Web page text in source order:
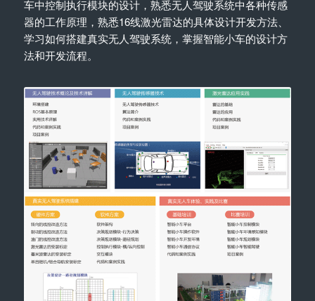
车中控制执行模块的设计，熟悉无人驾驶系统中各种传感
器的工作原理，熟悉16线激光雷达的具体设计开发方法、
学习如何搭建真实无人驾驶系统，掌握智能小车的设计方
法和开发流程。